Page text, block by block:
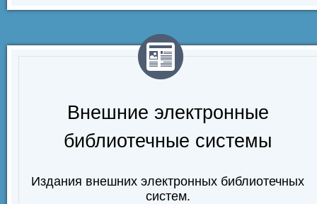
Внешние электронные
библиотечные системы
Издания внешних электронных библиотечных
систем.